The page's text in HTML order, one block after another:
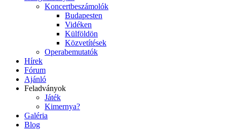
Koncertbeszámolók
Budapesten
Vidéken
Külföldön
Közvetítések
Operabemutatók
Hírek
Fórum
Ajánló
Feladványok
Játék
Kimernya?
Galéria
Blog